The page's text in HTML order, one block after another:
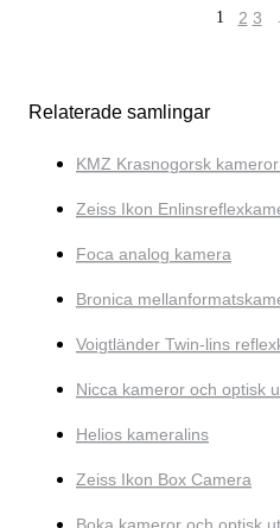
1 2 3
Relaterade samlingar
KMZ Krasnogorsk
Zeiss Ikon
Foca analog kamera
Bronica
Voigtländer Twin-lins
Nicca kameror och optisk
Helios kameralins
Zeiss Ikon Box Camera